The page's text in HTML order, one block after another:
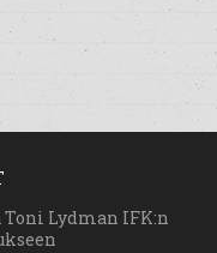
Lydman IFK:n